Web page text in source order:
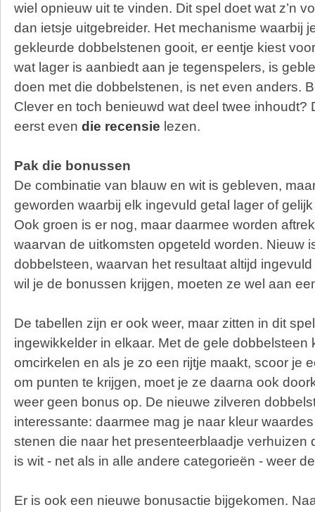
wiel opnieuw uit te vinden. Dit spel doet wat z’n
dan ietsje uitgebreider. Het mechanisme waarbij
gekleurde dobbelstenen gooit, er eentje kiest
wat lager is aanbiedt aan je tegenspelers, is
doen met die dobbelstenen, is net even anders.
Clever en toch benieuwd wat deel twee inhoudt?
eerst even die recensie lezen.
Pak die bonussen
De combinatie van blauw en wit is gebleven,
geworden waarbij elk ingevuld getal lager of
Ook groen is er nog, maar daarmee worden
waarvan de uitkomsten opgeteld worden. Nieuw
dobbelsteen, waarvan het resultaat altijd
wil je de bonussen krijgen, moeten ze wel aan
De tabellen zijn er ook weer, maar zitten in dit
ingewikkelder in elkaar. Met de gele dobbelsteen
omcirkelen en als je zo een rijtje maakt, scoor je
om punten te krijgen, moet je ze daarna ook
weer geen bonus op. De nieuwe zilveren
interessante: daarmee mag je naar kleur
stenen die naar het presenteerblaadje verhuizen
is wit - net als in alle andere categorieën - weer
Er is ook een nieuwe bonusactie bijgekomen.